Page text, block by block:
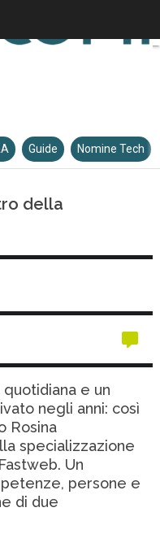
Guide Nomine Tech
della
e un
negli anni: così
Rosina
specializzazione
Un
persone e
di due